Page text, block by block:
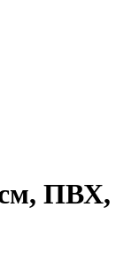
см, ПВХ,